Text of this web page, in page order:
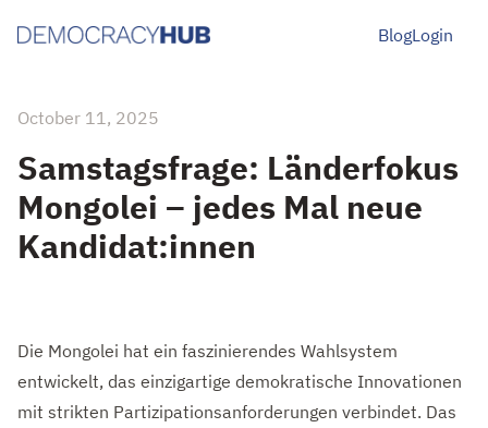
BlogLogin
October 11, 2025
Samstagsfrage: Länderfokus
Mongolei – jedes Mal neue
Kandidat:innen
Die Mongolei hat ein faszinierendes Wahlsystem
entwickelt, das einzigartige demokratische Innovationen
mit strikten Partizipationsanforderungen verbindet. Das